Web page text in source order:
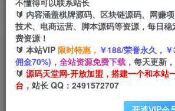
首页 创业课程 会员专属 正文
（6394期）K手答题项目，单号每
无入口，请确认后再下单【软件+
小码
🔰 内容涵盖棋牌源码、区块链源码、网赚
技术、电商运营、脚本源码等资源，每日
费资源！
🔰 本站VIP 限时特惠， ￥188/荣誉永久，
佣金70%)， 全站资源免费下载， 每天更新
🔰 源码天堂网-开放加盟，搭建一个和本站
台， 站长 QQ：2491572707